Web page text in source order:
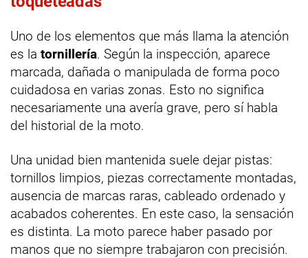
Uno de los elementos que más llama la atención
es la tornillería. Según la inspección, aparece
marcada, dañada o manipulada de forma poco
cuidadosa en varias zonas. Esto no significa
necesariamente una avería grave, pero sí habla
del historial de la moto.
Una unidad bien mantenida suele dejar pistas:
tornillos limpios, piezas correctamente montadas,
ausencia de marcas raras, cableado ordenado y
acabados coherentes. En este caso, la sensación
es distinta. La moto parece haber pasado por
manos que no siempre trabajaron con precisión.